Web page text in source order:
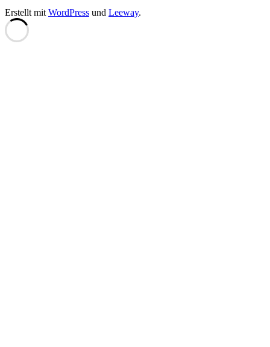
Erstellt mit WordPress und Leeway.